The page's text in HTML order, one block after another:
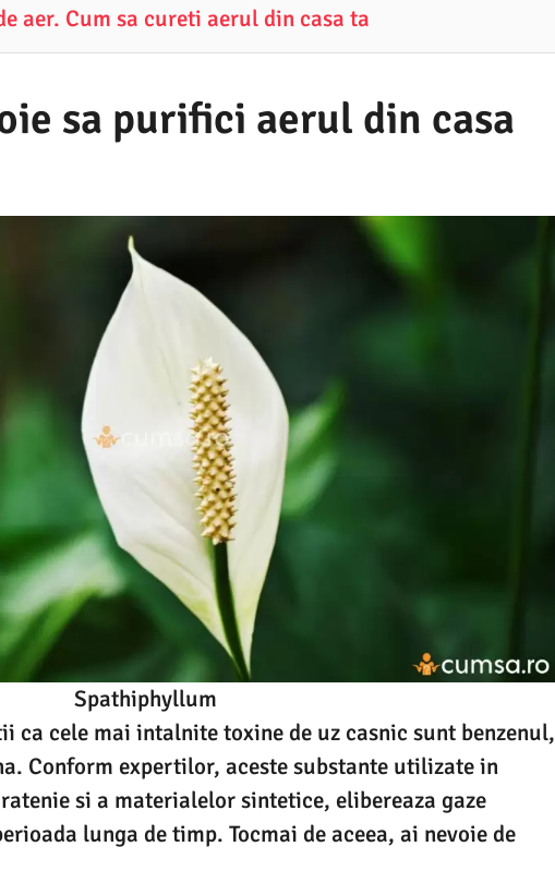
aer. Cum sa cureti aerul din casa ta
sa purifici aerul din casa
Spathiphyllum
ca cele mai intalnite toxine de uz casnic sunt benzenul,
Conform expertilor, aceste substante utilizate in
si a materialelor sintetice, elibereaza gaze
lunga de timp. Tocmai de aceea, ai nevoie de